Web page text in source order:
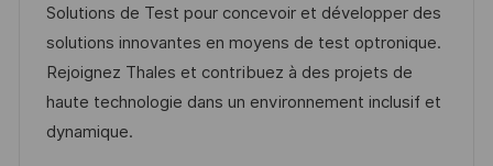
u
m
d
e
r
-
I
D
e
g
o
r
Solutions de Test pour concevoir et développer des
solutions innovantes en moyens de test optronique.
Rejoignez Thales et contribuez à des projets de
haute technologie dans un environnement inclusif et
dynamique.